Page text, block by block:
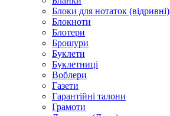
Блоки для нотаток (відривні)
Блокноти
Блотери
Брошури
Буклети
Буклетниці
Воблери
Газети
Гарантійні талони
Грамоти